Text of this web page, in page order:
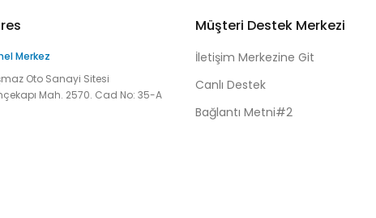
Merkez
Oto Sanayi Sitesi
Mah. 2570. Cad No: 35-A
Müşteri Destek Merkezi
İletişim Merkezine Git
Canlı Destek
Bağlantı Metni#2